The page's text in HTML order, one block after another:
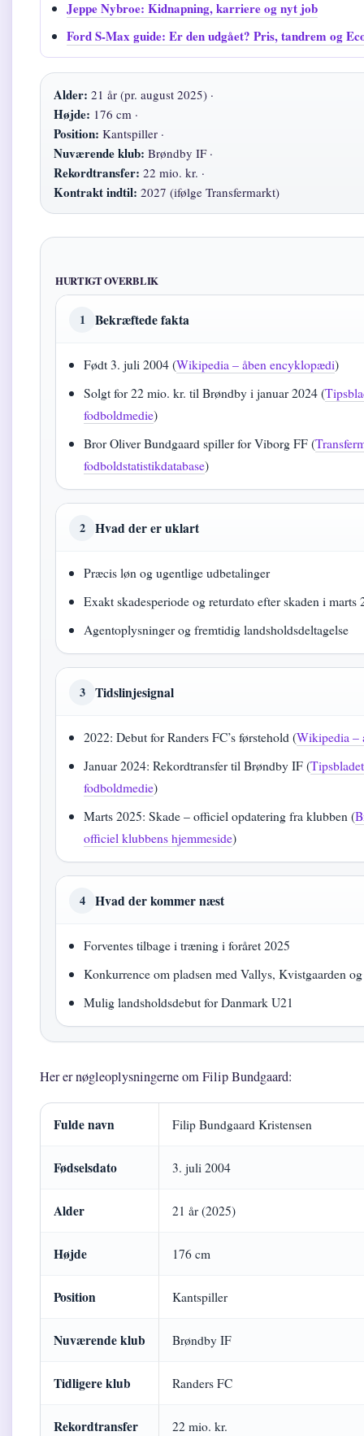
Jeppe Nybroe: Kidnapning, karriere og nyt job
Ford S-Max guide: Er den udgået? Pris, tandrem og
Alder: 21 år (pr. august 2025) ·
Højde: 176 cm ·
Position: Kantspiller ·
Nuværende klub: Brøndby IF ·
Rekordtransfer: 22 mio. kr. ·
Kontrakt indtil: 2027 (ifølge Transfermarkt)
HURTIGT OVERBLIK
1 Bekræftede fakta
Født 3. juli 2004 (Wikipedia – åben encyklopædi)
Solgt for 22 mio. kr. til Brøndby i januar 2024 (
fodboldmedie)
Bror Oliver Bundgaard spiller for Viborg FF (
fodboldstatistikdatabase)
2 Hvad der er uklart
Præcis løn og ugentlige udbetalinger
Exakt skadesperiode og returdato efter skaden i marts
Agentoplysninger og fremtidig landsholdsdeltagelse
3 Tidslinjesignal
2022: Debut for Randers FC’s førstehold (Wikipedia –
Januar 2024: Rekordtransfer til Brøndby IF (
fodboldmedie)
Marts 2025: Skade – officiel opdatering fra klubben (
officiel klubbens hjemmeside)
4 Hvad der kommer næst
Forventes tilbage i træning i foråret 2025
Konkurrence om pladsen med Vallys, Kvistgaarden
Mulig landsholdsdebut for Danmark U21
Her er nøgleoplysningerne om Filip Bundgaard:
Filip Bundgaard – nøgleoplysninger
Fulde navn Filip Bundgaard Kristensen
Fødselsdato 3. juli 2004
Alder 21 år (2025)
Højde 176 cm
Position Kantspiller
Nuværende klub Brøndby IF
Tidligere klub Randers FC
Rekordtransfer 22 mio. kr.